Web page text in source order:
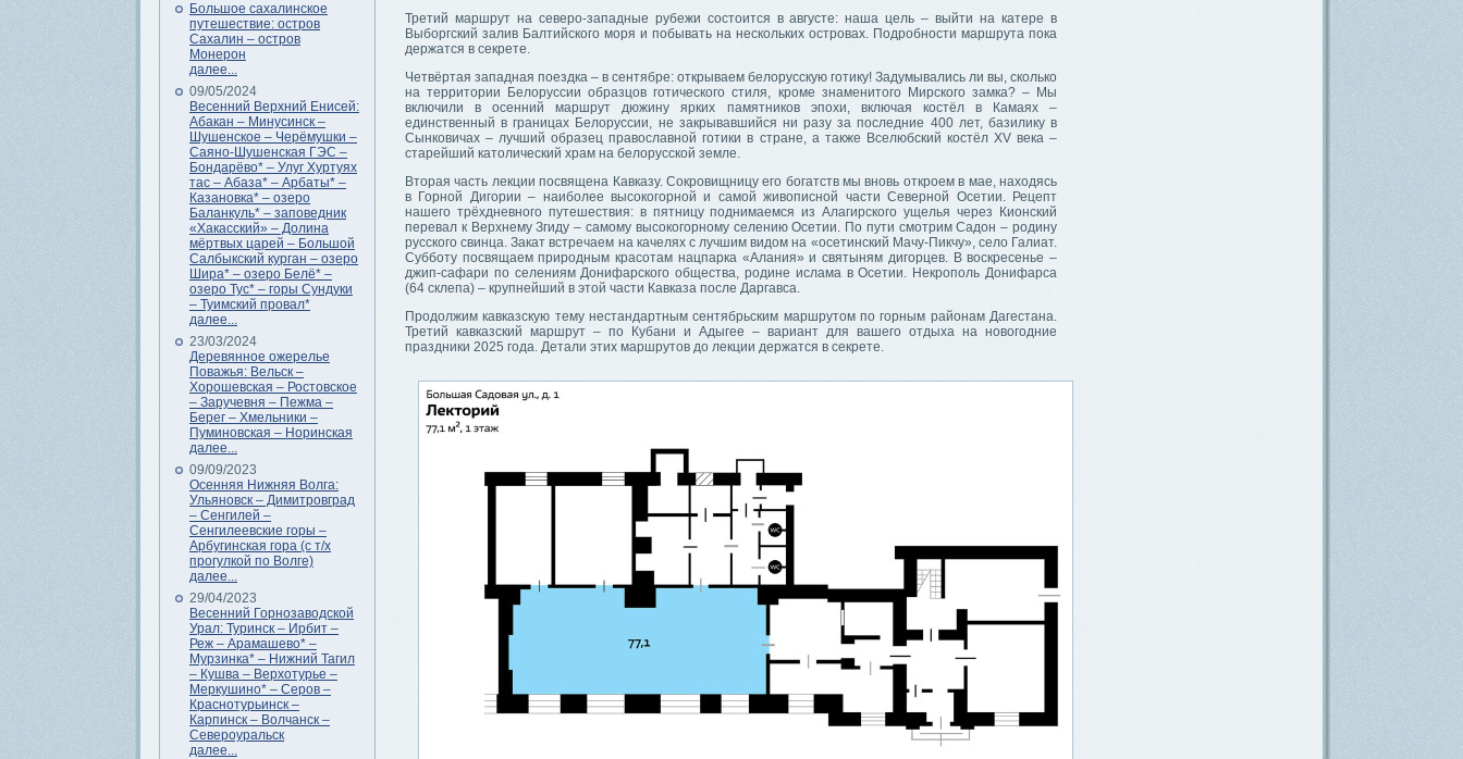
Большое сахалинское
путешествие: остров
Сахалин – остров
Монерон
далее...
09/05/2024
Весенний Верхний Енисей:
Абакан – Минусинск –
Шушенское – Черёмушки –
Саяно-Шушенская ГЭС –
Бондарёво* – Улуг Хуртуях
тас – Абаза* – Арбаты* –
Казановка* – озеро
Баланкуль* – заповедник
«Хакасский» – Долина
мёртвых царей – Большой
Салбыкский курган – озеро
Шира* – озеро Белё* –
озеро Тус* – горы Сундуки
– Туимский провал*
далее...
23/03/2024
Деревянное ожерелье
Поважья: Вельск –
Хорошевская – Ростовское
– Заручевня – Пежма –
Берег – Хмельники –
Пуминовская – Норинская
далее...
09/09/2023
Осенняя Нижняя Волга:
Ульяновск – Димитровград
– Сенгилей –
Сенгилеевские горы –
Арбугинская гора (с т/х
прогулкой по Волге)
далее...
29/04/2023
Весенний Горнозаводской
Урал: Туринск – Ирбит –
Реж – Арамашево* –
Мурзинка* – Нижний Тагил
– Кушва – Верхотурье –
Меркушино* – Серов –
Краснотурьинск –
Карпинск – Волчанск –
Североуральск
далее...
Третий маршрут на северо-западные рубежи состоится в августе: наша цель – выйти на катере в
Выборгский залив Балтийского моря и побывать на нескольких островах. Подробности маршрута пока
держатся в секрете.
Четвёртая западная поездка – в сентябре: открываем белорусскую готику! Задумывались ли вы, сколько
на территории Белоруссии образцов готического стиля, кроме знаменитого Мирского замка? – Мы
включили в осенний маршрут дюжину ярких памятников эпохи, включая костёл в Камаях –
единственный в границах Белоруссии, не закрывавшийся ни разу за последние 400 лет, базилику в
Сынковичах – лучший образец православной готики в стране, а также Вселюбский костёл XV века –
старейший католический храм на белорусской земле.
Вторая часть лекции посвящена Кавказу. Сокровищницу его богатств мы вновь откроем в мае, находясь
в Горной Дигории – наиболее высокогорной и самой живописной части Северной Осетии. Рецепт
нашего трёхдневного путешествия: в пятницу поднимаемся из Алагирского ущелья через Кионский
перевал к Верхнему Згиду – самому высокогорному селению Осетии. По пути смотрим Садон – родину
русского свинца. Закат встречаем на качелях с лучшим видом на «осетинский Мачу-Пикчу», село Галиат.
Субботу посвящаем природным красотам нацпарка «Алания» и святыням дигорцев. В воскресенье –
джип-сафари по селениям Донифарского общества, родине ислама в Осетии. Некрополь Донифарса
(64 склепа) – крупнейший в этой части Кавказа после Даргавса.
Продолжим кавказскую тему нестандартным сентябрьским маршрутом по горным районам Дагестана.
Третий кавказский маршрут – по Кубани и Адыгее – вариант для вашего отдыха на новогодние
праздники 2025 года. Детали этих маршрутов до лекции держатся в секрете.